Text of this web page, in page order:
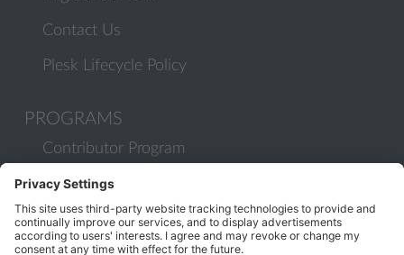
Contact Us
Plesk Lifecycle Policy
PROGRAMS
Contributor Program
Partner Program
COMMUNITY